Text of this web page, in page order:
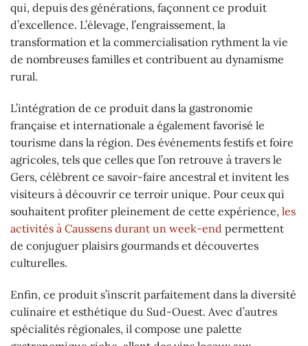
qui, depuis des générations, façonnent ce produit
d’excellence. L’élevage, l’engraissement, la
transformation et la commercialisation rythment la vie
de nombreuses familles et contribuent au dynamisme
rural.
L’intégration de ce produit dans la gastronomie
française et internationale a également favorisé le
tourisme dans la région. Des événements festifs et foire
agricoles, tels que celles que l’on retrouve à travers le
Gers, célèbrent ce savoir-faire ancestral et invitent les
visiteurs à découvrir ce terroir unique. Pour ceux qui
souhaitent profiter pleinement de cette expérience, les
activités à Caussens durant un week-end permettent
de conjuguer plaisirs gourmands et découvertes
culturelles.
Enfin, ce produit s’inscrit parfaitement dans la diversité
culinaire et esthétique du Sud-Ouest. Avec d’autres
spécialités régionales, il compose une palette